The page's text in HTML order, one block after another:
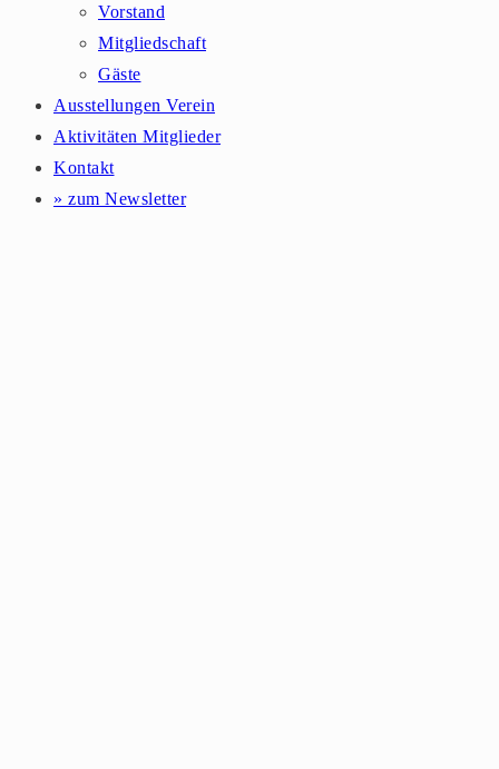
Vorstand
Mitgliedschaft
Gäste
Ausstellungen Verein
Aktivitäten Mitglieder
Kontakt
» zum Newsletter